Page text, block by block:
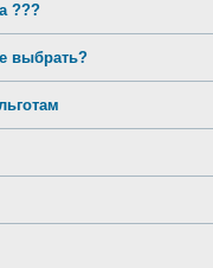
???
выбрать?